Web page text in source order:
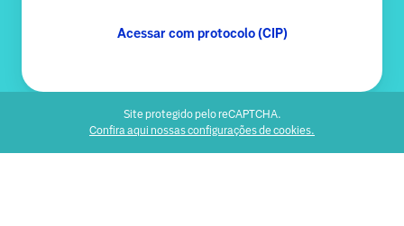
Acessar com protocolo (CIP)
Site protegido pelo reCAPTCHA.
Confira aqui nossas configurações de cookies.